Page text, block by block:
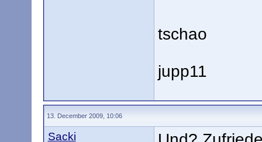
tschao
jupp11
13. December 2009, 10:06
Sacki